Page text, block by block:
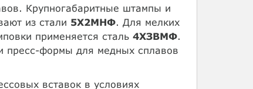
Крупногабаритные штампы и
из стали 5Х2МНФ. Для мелких
применяется сталь 4ХЗВМФ.
пресс-формы для медных сплавов
вставок в условиях